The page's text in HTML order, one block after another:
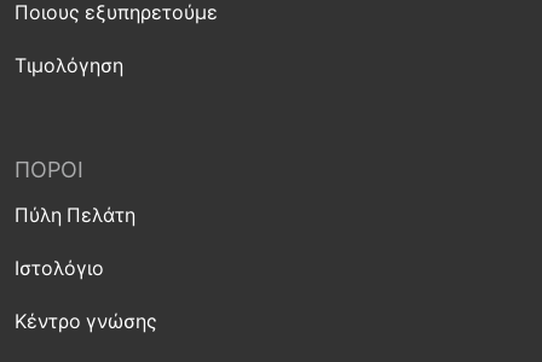
Ποιους εξυπηρετούμε
Τιμολόγηση
ΠΌΡΟΙ
Πύλη Πελάτη
Ιστολόγιο
Κέντρο γνώσης